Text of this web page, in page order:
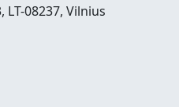
LT-08237, Vilnius